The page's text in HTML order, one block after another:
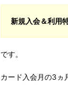
新規入会＆利用
です。
カード入会月の3ヵ